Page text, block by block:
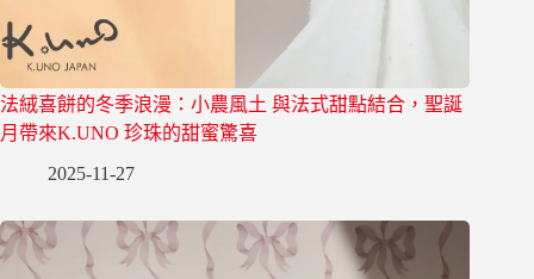
法絨喜餅的冬季浪漫：小農風土 與法式甜點結合，聖誕
月帶來K.UNO 珍珠的甜蜜驚喜
2025-11-27